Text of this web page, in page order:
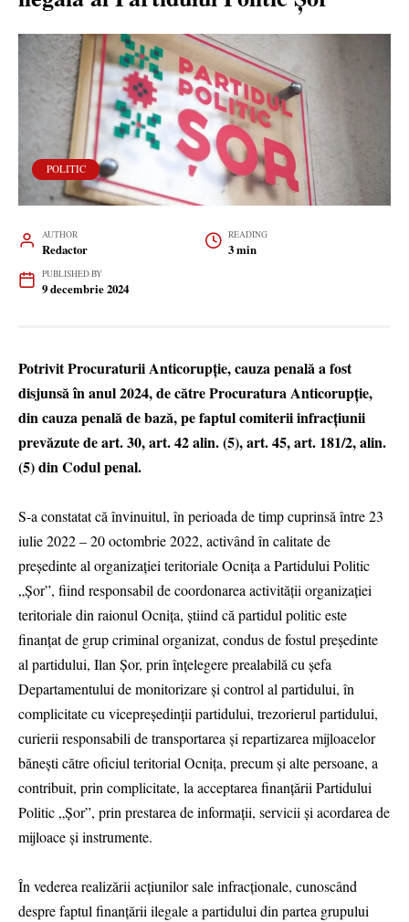
POLITIC
AUTHOR
Redactor
READING
3 min
PUBLISHED BY
9 decembrie 2024
Potrivit Procuraturii Anticorupție, cauza penală a fost
disjunsă în anul 2024, de către Procuratura Anticorupție,
din cauza penală de bază, pe faptul comiterii infracțiunii
prevăzute de art. 30, art. 42 alin. (5), art. 45, art. 181/2, alin.
(5) din Codul penal.
S-a constatat că învinuitul, în perioada de timp cuprinsă între 23
iulie 2022 – 20 octombrie 2022, activând în calitate de
președinte al organizației teritoriale Ocnița a Partidului Politic
„Șor”, fiind responsabil de coordonarea activității organizației
teritoriale din raionul Ocnița, știind că partidul politic este
finanțat de grup criminal organizat, condus de fostul președinte
al partidului, Ilan Șor, prin înțelegere prealabilă cu șefa
Departamentului de monitorizare și control al partidului, în
complicitate cu vicepreședinții partidului, trezorierul partidului,
curierii responsabili de transportarea și repartizarea mijloacelor
bănești către oficiul teritorial Ocnița, precum și alte persoane, a
contribuit, prin complicitate, la acceptarea finanțării Partidului
Politic „Șor”, prin prestarea de informații, servicii și acordarea de
mijloace și instrumente.
În vederea realizării acțiunilor sale infracționale, cunoscând
despre faptul finanțării ilegale a partidului din partea grupului